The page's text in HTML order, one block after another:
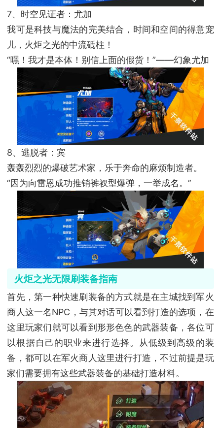
7、时空见证者：尤加
我可是科技与魔法的完美结合，时间和空间的得意宠
儿，火炬之光的中流砥柱！
“嘿！我才是本体！别信上面的假货！”——幻象尤加
8、逃脱者：宾
轰轰烈烈的爆破艺术家，乐于奔命的麻烦制造者。
“因为向雷恩成功推销裤衩型爆弹，一举成名。”
火炬之光无限刷装备指南
首先，第一种快速刷装备的方式就是在主城找到军火
商人这一名NPC，与其对话可以看到打造的选项，在
这里玩家们就可以看到形形色色的武器装备，各位可
以根据自己的职业来进行选择。从低级到高级的装
备，都可以在军火商人这里进行打造，不过前提是玩
家们需要拥有这些武器装备的基础打造材料。